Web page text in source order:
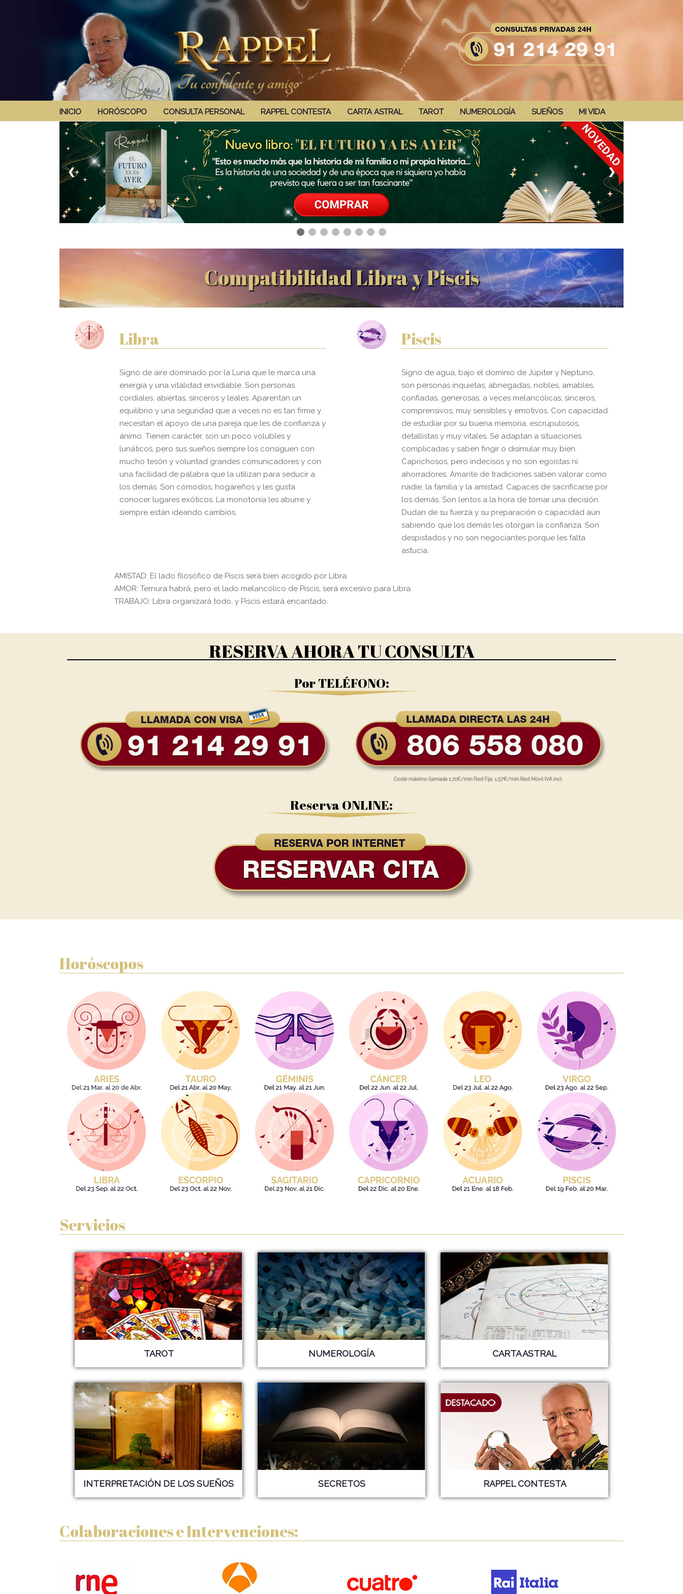
INICIO HORÓSCOPO CONSULTA PERSONAL RAPPEL CONTESTA CARTA ASTRAL TAROT NUMEROLOGÍA SUEÑOS MI VIDA
❮ ❯
Compatibilidad Libra y Piscis
Libra
Signo de aire dominado por la Luna que le marca una
energía y una vitalidad envidiable. Son personas
cordiales, abiertas, sinceros y leales. Aparentan un
equilibrio y una seguridad que a veces no es tan firme y
necesitan el apoyo de una pareja que les de confianza y
ánimo. Tienen carácter, son un poco volubles y
lunáticos, pero sus sueños siempre los consiguen con
mucho tesón y voluntad grandes comunicadores y con
una facilidad de palabra que la utilizan para seducir a
los demás. Son cómodos, hogareños y les gusta
conocer lugares exóticos. La monotonía les aburre y
siempre están ideando cambios.
Piscis
Signo de agua, bajo el dominio de Júpiter y Neptuno,
son personas inquietas, abnegadas, nobles, amables,
confiadas, generosas, a veces melancólicas, sinceros,
comprensivos, muy sensibles y emotivos. Con capacidad
de estudiar por su buena memoria, escrupulosos,
detallistas y muy vitales. Se adaptan a situaciones
complicadas y saben fingir o disimular muy bien.
Caprichosos, pero indecisos y no son egoístas ni
ahorradores. Amante de tradiciones saben valorar como
nadie, la familia y la amistad. Capaces de sacrificarse por
los demás. Son lentos a la hora de tomar una decisión.
Dudan de su fuerza y su preparación o capacidad aún
sabiendo que los demás les otorgan la confianza. Son
despistados y no son negociantes porque les falta
astucia.
AMISTAD: El lado filosófico de Piscis será bien acogido por Libra.
AMOR: Ternura habrá, pero el lado melancólico de Piscis, será excesivo para Libra.
TRABAJO: Libra organizará todo, y Piscis estará encantado.
RESERVA AHORA TU CONSULTA
Por TELÉFONO:
Reserva ONLINE:
Horóscopos
Servicios
TAROT NUMEROLOGÍA CARTA ASTRAL
INTERPRETACIÓN DE LOS SUEÑOS SECRETOS RAPPEL CONTESTA
Colaboraciones e Intervenciones: